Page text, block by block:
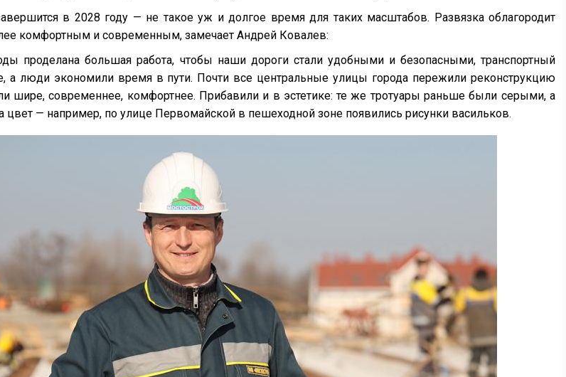
в 2028 году — не такое уж и долгое время для таких масштабов. Развязка облагородит
комфортным и современным, замечает Андрей Ковалев:
проделана большая работа, чтобы наши дороги стали удобными и безопасными, транспортный
а люди экономили время в пути. Почти все центральные улицы города пережили реконструкцию
шире, современнее, комфортнее. Прибавили и в эстетике: те же тротуары раньше были серыми, а
цвет — например, по улице Первомайской в пешеходной зоне появились рисунки васильков.